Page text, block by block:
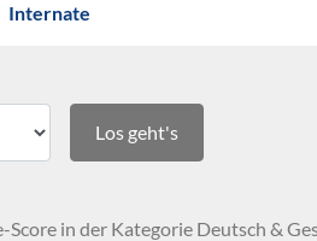
Internate
Los geht's
in der Kategorie Deutsch &